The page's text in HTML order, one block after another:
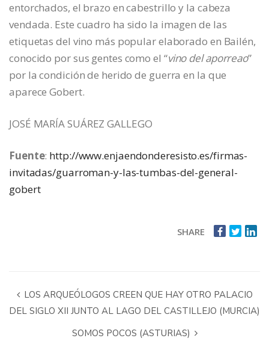
entorchados, el brazo en cabestrillo y la cabeza
vendada. Este cuadro ha sido la imagen de las
etiquetas del vino más popular elaborado en Bailén,
conocido por sus gentes como el “vino del aporreao”
por la condición de herido de guerra en la que
aparece Gobert.
JOSÉ MARÍA SUÁREZ GALLEGO
Fuente: http://www.enjaendonderesisto.es/firmas-
invitadas/guarroman-y-las-tumbas-del-general-
gobert
SHARE
LOS ARQUEÓLOGOS CREEN QUE HAY OTRO PALACIO
DEL SIGLO XII JUNTO AL LAGO DEL CASTILLEJO (MURCIA)
SOMOS POCOS (ASTURIAS)